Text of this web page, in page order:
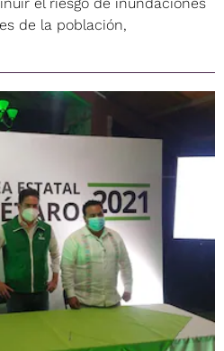
de la población,